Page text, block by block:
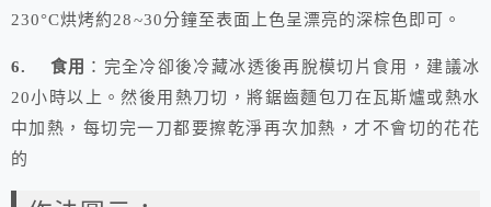
230°C烘烤約28~30分鐘至表面上色呈漂亮的深棕色即可。
6. 食用 ：完全冷卻後冷藏冰透後再脫模切片食用，建議冰
20小時以上。然後用熱刀切，將鋸齒麵包刀在瓦斯爐或熱水
中加熱，每切完一刀都要擦乾淨再次加熱，才不會切的花花
的